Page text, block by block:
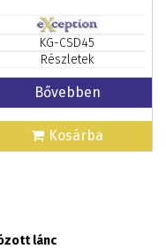
KG-CSD45
Részletek
Bővebben
Kosárba
lánc